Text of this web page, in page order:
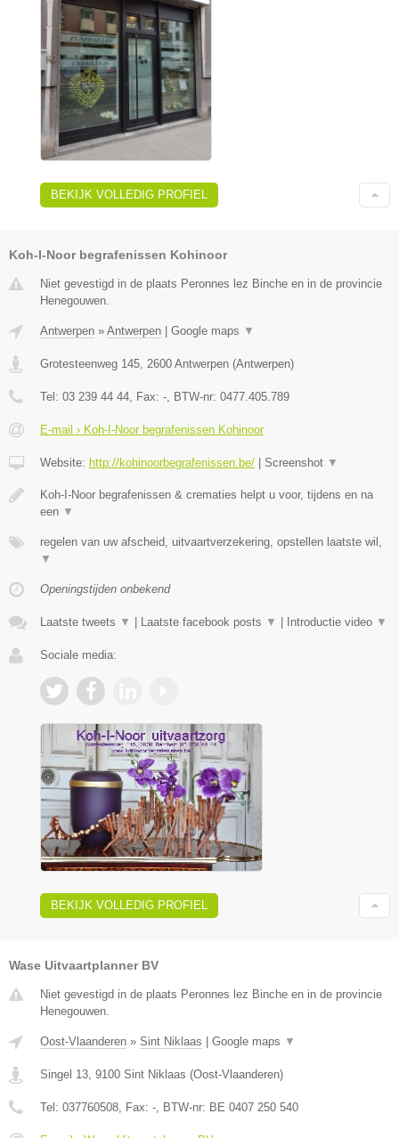
BEKIJK VOLLEDIG PROFIEL
Koh-I-Noor begrafenissen Kohinoor
Niet gevestigd in de plaats Peronnes lez Binche en in de provincie
Henegouwen.
Antwerpen » Antwerpen Google maps ▼
Grotesteenweg 145, 2600 Antwerpen (Antwerpen)
Tel: 03 239 44 44, Fax: -, BTW-nr: 0477.405.789
E-mail › Koh-I-Noor begrafenissen Kohinoor
Website: http://kohinoorbegrafenissen.be/ Screenshot ▼
Koh-I-Noor begrafenissen & crematies helpt u voor, tijdens en na
een ▼
regelen van uw afscheid, uitvaartverzekering, opstellen laatste wil,
▼
Openingstijden onbekend
Laatste tweets ▼ Laatste facebook posts ▼ Introductie video ▼
Sociale media:
BEKIJK VOLLEDIG PROFIEL
Wase Uitvaartplanner BV
Niet gevestigd in de plaats Peronnes lez Binche en in de provincie
Henegouwen.
Oost-Vlaanderen » Sint Niklaas Google maps ▼
Singel 13 9100 Sint Niklaas (Oost-Vlaanderen)
Tel: 037760508 , Fax: - , BTW-nr: BE 0407 250 540